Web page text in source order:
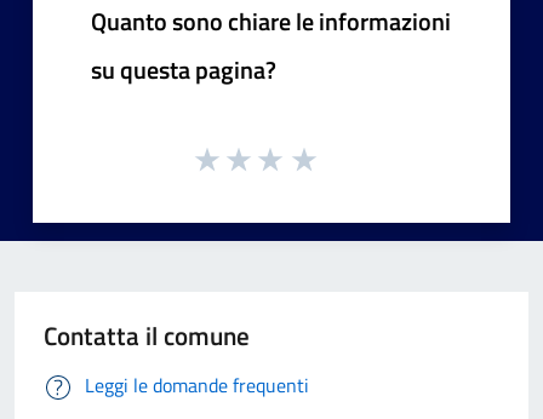
Quanto sono chiare le informazioni
su questa pagina?
Contatta il comune
Leggi le domande frequenti